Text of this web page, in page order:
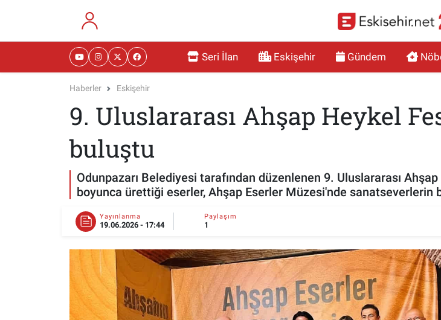
Seri İlan Eskişehir Gündem
Haberler Eskişehir
9. Uluslararası Ahşap Heykel
buluştu
Odunpazarı Belediyesi tarafından düzenlenen 9. Uluslararası
boyunca ürettiği eserler, Ahşap Eserler Müzesi'nde sanatseverlerin
Yayınlanma
19.06.2026 - 17:44
Paylaşım
1
RESMİ İLANLAR
SAĞLIK
MAGAZİN
TEKNOLOJİ
ESKİŞEHİR NÖBETÇİ ECZANELER
Eskişehir Nöbetçi Eczaneler
Eskişehir Namaz Vakitleri
Eskişehir Trafik Yoğunluk Haritası
Süper Lig Puan Durumu ve Fikstür
Tüm Manşetler
Son Dakika Haberleri
Haber Arşivi